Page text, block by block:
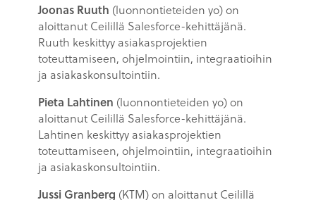
Joonas Ruuth (luonnontieteiden yo) on
aloittanut Ceilillä Salesforce-kehittäjänä.
Ruuth keskittyy asiakasprojektien
toteuttamiseen, ohjelmointiin, integraatioihin
ja asiakaskonsultointiin.
Pieta Lahtinen (luonnontieteiden yo) on
aloittanut Ceilillä Salesforce-kehittäjänä.
Lahtinen keskittyy asiakasprojektien
toteuttamiseen, ohjelmointiin, integraatioihin
ja asiakaskonsultointiin.
Jussi Granberg (KTM) on aloittanut Ceilillä